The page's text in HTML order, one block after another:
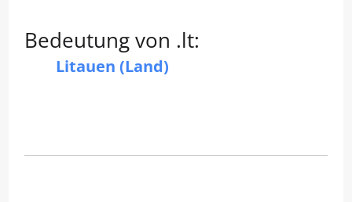
Bedeutung von .lt:
Litauen (Land)